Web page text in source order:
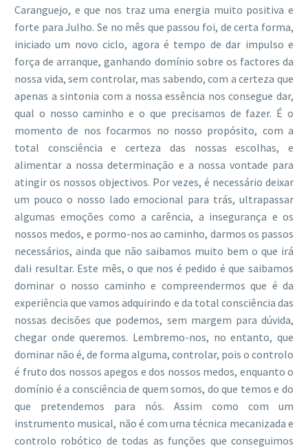
Caranguejo, e que nos traz uma energia muito positiva e
forte para Julho. Se no mês que passou foi, de certa forma,
iniciado um novo ciclo, agora é tempo de dar impulso e
força de arranque, ganhando domínio sobre os factores da
nossa vida, sem controlar, mas sabendo, com a certeza que
apenas a sintonia com a nossa essência nos consegue dar,
qual o nosso caminho e o que precisamos de fazer. É o
momento de nos focarmos no nosso propósito, com a
total consciência e certeza das nossas escolhas, e
alimentar a nossa determinação e a nossa vontade para
atingir os nossos objectivos. Por vezes, é necessário deixar
um pouco o nosso lado emocional para trás, ultrapassar
algumas emoções como a carência, a insegurança e os
nossos medos, e pormo-nos ao caminho, darmos os passos
necessários, ainda que não saibamos muito bem o que irá
dali resultar. Este mês, o que nos é pedido é que saibamos
dominar o nosso caminho e compreendermos que é da
experiência que vamos adquirindo e da total consciência das
nossas decisões que podemos, sem margem para dúvida,
chegar onde queremos. Lembremo-nos, no entanto, que
dominar não é, de forma alguma, controlar, pois o controlo
é fruto dos nossos apegos e dos nossos medos, enquanto o
domínio é a consciência de quem somos, do que temos e do
que pretendemos para nós. Assim como com um
instrumento musical, não é com uma técnica mecanizada e
controlo robótico de todas as funções que conseguimos